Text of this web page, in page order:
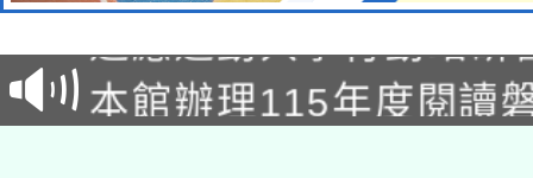
招)
適應運動共學行動站研
本館辦理115年度閱讀